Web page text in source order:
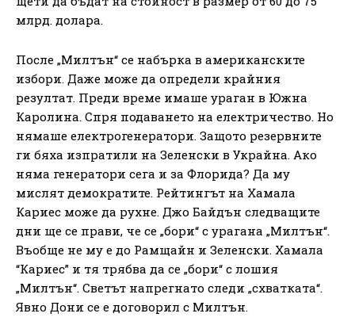
млрд. долара.
После „Милтън“ се набърка в американските
избори. Даже може да определи крайния
резултат. Преди време имаше ураган в Южна
Каролина. Спря подаването на електричество. Но
нямаше електрогенератори. Защото резервните
ги бяха изпратили на Зеленски в Украйна. Ако
няма генератори сега и за Флорида? Да му
мислят демократите. Рейтингът на Хамала
Кариес може да рухне. Джо Байдън следващите
дни ще се прави, че се „бори“ с урагана „Милтън“.
Въобще не му е до Рамщайн и Зеленски. Хамала
“Кариес” и тя трябва да се „бори“ с лошия
„Милтън“. Светът напрегнато следи „схватката“.
Явно Дони се е договорил с Милтън.